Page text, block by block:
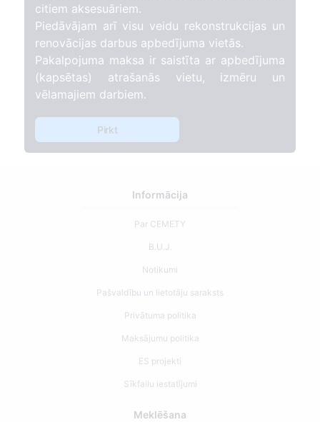
citiem aksesuāriem.
Piedāvājam arī visu veidu rekonstrukcijas un
renovācijas darbus apbedījuma vietās.
Pakalpojuma maksa ir saistīta ar apbedījuma
(kapsētas) atrašanās vietu, izmēru un
vēlamajiem darbiem.
Pirkt
Informācija
Par CEMETY
B.U.J.
Notikumi
Pašvaldību un lietotāju saraksts
Privātuma politika
Maksājumu politika
ES projekti
Sīkfailu iestatījumi
Meklēšana